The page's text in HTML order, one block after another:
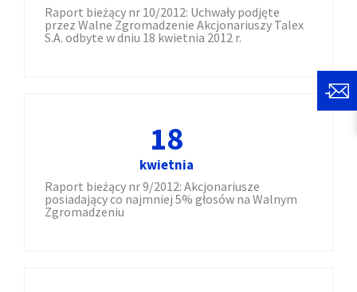
Raport bieżący nr 10/2012: Uchwały podjęte
przez Walne Zgromadzenie Akcjonariuszy Talex
S.A. odbyte w dniu 18 kwietnia 2012 r.
18
kwietnia
Raport bieżący nr 9/2012: Akcjonariusze
posiadający co najmniej 5% głosów na Walnym
Zgromadzeniu